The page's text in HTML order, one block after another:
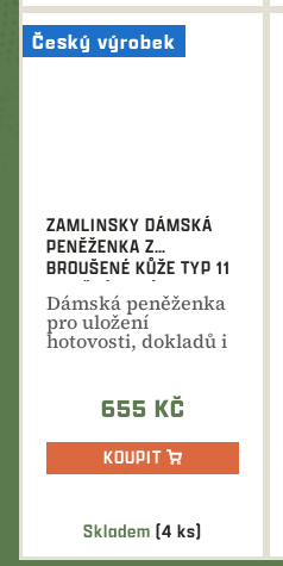
Český výrobek
Skladem(4 ks)
ZAMLINSKY DÁMSKÁ
PENĚŽENKA Z
BROUŠENÉ KŮŽE TYP 11
- HNĚDÁ - PSÍ STOPY
Dámská peněženka
pro uložení
hotovosti, dokladů i
karet. Broušená
655 KČ
KOUPIT